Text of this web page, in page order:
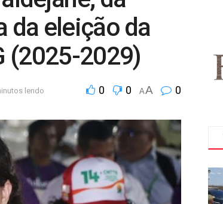
da eleição da
(2025-2029)
lendo 0 0 AA 0